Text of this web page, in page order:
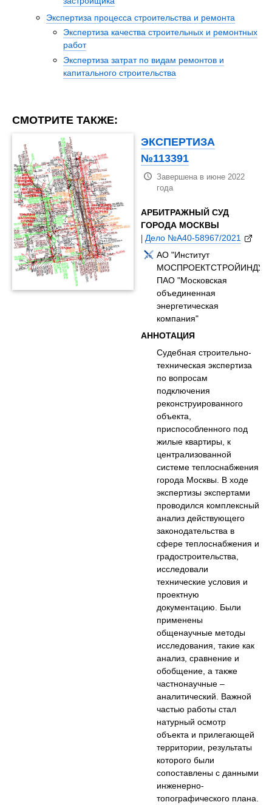
Экспертиза процесса строительства и ремонта
Экспертиза качества строительных и ремонтных
работ
Экспертиза затрат по видам ремонтов и
капитального строительства
СМОТРИТЕ ТАКЖЕ:
ЭКСПЕРТИЗА
№113391
Завершена в июне 2022
года
АРБИТРАЖНЫЙ СУД
ГОРОДА МОСКВЫ
|Дело №А40-58967/2021
АО "Институт
ПАО "Московская
объединенная
энергетическая
компания"
АННОТАЦИЯ
Судебная строительно-
техническая экспертиза
по вопросам
подключения
реконструированного
объекта,
приспособленного под
жилые квартиры, к
централизованной
системе теплоснабжения
города Москвы. В ходе
экспертизы экспертами
проводился комплексный
анализ действующего
законодательства в
сфере теплоснабжения и
градостроительства,
исследовали
технические условия и
проектную
документацию. Были
применены
общенаучные методы
исследования, такие как
анализ, сравнение и
обобщение, а также
частнонаучные –
аналитический. Важной
частью работы стал
натурный осмотр
объекта и прилегающей
территории, результаты
которого были
сопоставлены с данными
инженерно-
топографического плана.